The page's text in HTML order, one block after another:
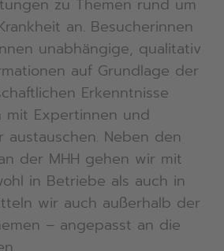
zu Themen rund um
an. Besucherinnen
unabhängige, qualitativ
auf Grundlage der
Erkenntnisse
mit Expertinnen und
Neben den
der MHH gehen wir mit
in Betriebe als auch in
wir auch außerhalb der
– angepasst an die